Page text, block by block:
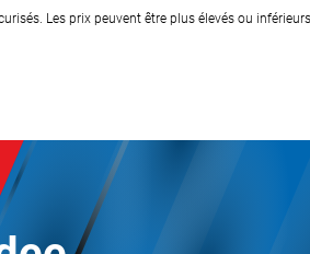
Les prix peuvent être plus élevés ou